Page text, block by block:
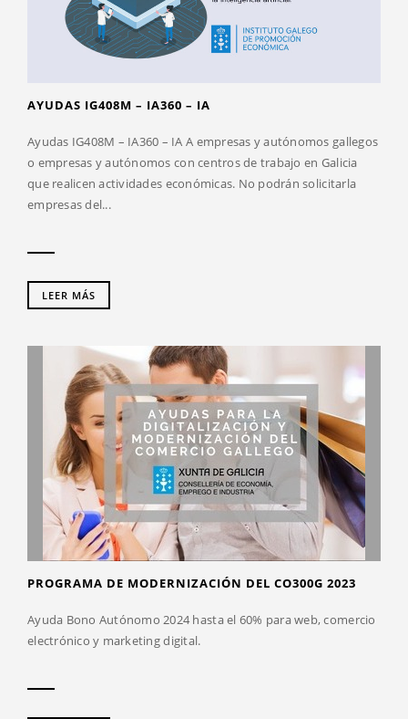
AYUDAS IG408M – IA360 – IA
Ayudas IG408M – IA360 – IA A empresas y autónomos gallegos
o empresas y autónomos con centros de trabajo en Galicia
que realicen actividades económicas. No podrán solicitarla
empresas del...
LEER MÁS
PROGRAMA DE MODERNIZACIÓN DEL CO300G 2023
Ayuda Bono Autónomo 2024 hasta el 60% para web, comercio
electrónico y marketing digital.